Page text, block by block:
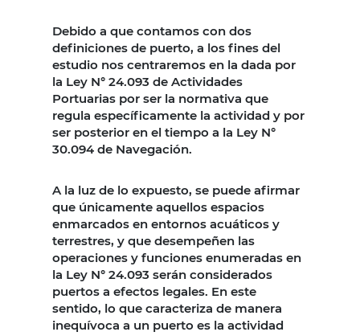
Debido a que contamos con dos
definiciones de puerto, a los fines del
estudio nos centraremos en la dada por
la Ley N° 24.093 de Actividades
Portuarias por ser la normativa que
regula específicamente la actividad y por
ser posterior en el tiempo a la Ley N°
30.094 de Navegación.
A la luz de lo expuesto, se puede afirmar
que únicamente aquellos espacios
enmarcados en entornos acuáticos y
terrestres, y que desempeñen las
operaciones y funciones enumeradas en
la Ley N° 24.093 serán considerados
puertos a efectos legales. En este
sentido, lo que caracteriza de manera
inequívoca a un puerto es la actividad